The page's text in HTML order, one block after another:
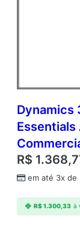
Dynamics
Essentials
R$
em até 3x de
R$1.300,33 à